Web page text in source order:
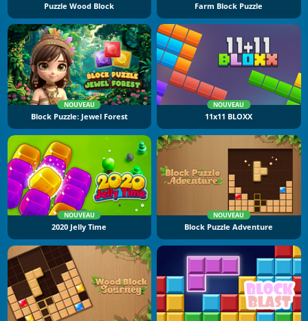
Puzzle Wood Block Farm Block Puzzle
NOUVEAU
Block Puzzle: Jewel Forest
NOUVEAU
11x11 BLOXX
NOUVEAU
2020 Jelly Time
NOUVEAU
Block Puzzle Adventure